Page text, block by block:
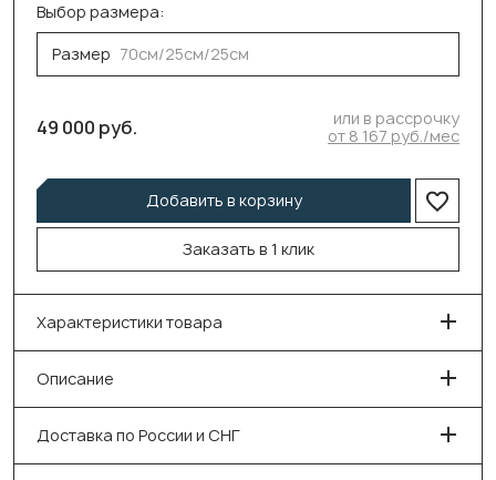
Выбор размера:
Размер 70см/25см/25см
49 000 руб.
или в рассрочку
от 8 167 руб./мес
Добавить в корзину
Заказать в 1 клик
Характеристики товара
Описание
Доставка по России и СНГ